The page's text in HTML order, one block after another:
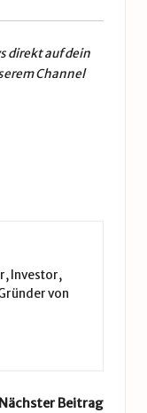
direkt auf dein
Channel
Investor,
von
Nächster Beitrag